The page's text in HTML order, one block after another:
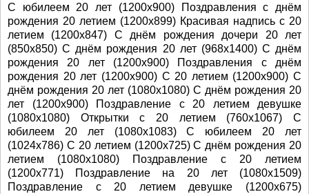
С юбилеем 20 лет (1200x900) Поздравления с днём
рождения 20 летием (1200x899) Красивая надпись с 20
летием (1200x847) С днём рождения дочери 20 лет
(850x850) С днём рождения 20 лет (968x1400) С днём
рождения 20 лет (1200x900) Поздравления с днём
рождения 20 лет (1200x900) С 20 летием (1200x900) С
днём рождения 20 лет (1080x1080) С днём рождения 20
лет (1200x900) Поздравление с 20 летием девушке
(1080x1080) Открытки с 20 летием (760x1067) С
юбилеем 20 лет (1080x1083) С юбилеем 20 лет
(1024x786) С 20 летием (1200x725) С днём рождения 20
летием (1080x1080) Поздравление с 20 летием
(1200x771) Поздравление на 20 лет (1080x1509)
Поздравление с 20 летием девушке (1200x675)